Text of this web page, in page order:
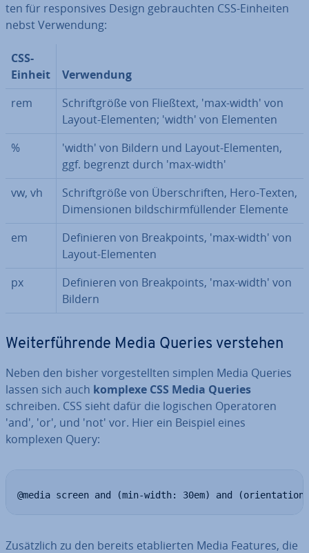
ten für re­spon­si­ves Design ge­brauch­ten CSS-Einheiten
nebst Ver­wen­dung:
CSS-
Einheit
Ver­wen­dung
rem
Schrift­grö­ße von Fließtext, 'max-width' von
Layout-Elementen; 'width' von Elementen
%
'width' von Bildern und Layout-Elementen,
ggf. begrenzt durch 'max-width'
vw, vh
Schrift­grö­ße von Über­schrif­ten, Hero-Texten,
Di­men­sio­nen bild­schirm­fül­len­der Elemente
em
De­fi­nie­ren von Break­points, 'max-width' von
Layout-Elementen
px
De­fi­nie­ren von Break­points, 'max-width' von
Bildern
Wei­ter­füh­ren­de Media Queries verstehen
Neben den bisher vor­ge­stell­ten simplen Media Queries
lassen sich auch komplexe CSS Media Queries
schreiben. CSS sieht dafür die logischen Ope­ra­to­ren
'and', 'or', und 'not' vor. Hier ein Beispiel eines
komplexen Query:
@media screen and (min-width: 30em) and
Zu­sätz­lich zu den bereits eta­blier­ten Media Features, die